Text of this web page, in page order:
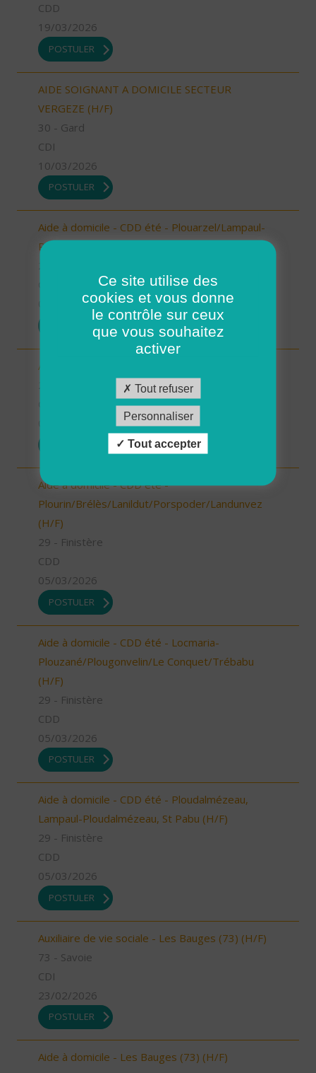
CDD
19/03/2026
POSTULER
AIDE SOIGNANT A DOMICILE SECTEUR
VERGEZE (H/F)
30 - Gard
CDI
10/03/2026
POSTULER
Aide à domicile - CDD été - Plouarzel/Lampaul-
Plouarzel/Ploumoguer (H/F)
05/03/2026
Aide à domicile - CDD été - Saint-Renan (H/F)
Aide à domicile - CDD été -
Plourin/Brélès/Lanildut/Porspoder/Landunvez
(H/F)
29 - Finistère
CDD
05/03/2026
POSTULER
Aide à domicile - CDD été - Locmaria-
Plouzané/Plougonvelin/Le Conquet/Trébabu
(H/F)
29 - Finistère
CDD
05/03/2026
POSTULER
Aide à domicile - CDD été - Ploudalmézeau,
Lampaul-Ploudalmézeau, St Pabu (H/F)
29 - Finistère
CDD
05/03/2026
POSTULER
Auxiliaire de vie sociale - Les Bauges (73) (H/F)
73 - Savoie
CDI
23/02/2026
POSTULER
Aide à domicile - Les Bauges (73) (H/F)
Ce site utilise des
cookies et vous donne
le contrôle sur ceux
que vous souhaitez
activer
Tout refuser
Personnaliser
Tout accepter